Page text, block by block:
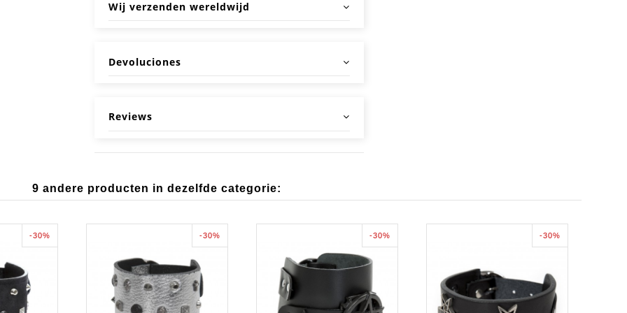
Wij verzenden wereldwijd
Devoluciones
Reviews
9 andere producten in dezelfde categorie:
-30% -30% -30% -30%